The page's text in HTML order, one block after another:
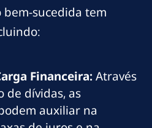
sucedida tem
Financeira:Através
de dívidas, as
auxiliar na